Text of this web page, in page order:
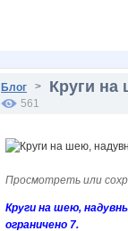
Блог > Круги на
561
Просмотреть или
Круги на шею,
ограничено 7.